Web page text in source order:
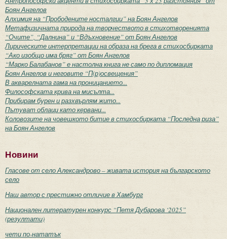
Боян Ангелов
Алхимия на “Прободените носталгии” на Боян Ангелов
Метафизичната природа на творчеството в стихотворенията
“Очите”, “Далнина” и “Вдъхновение” от Боян Ангелов
Лирическите интерпретации на образа на брега в стихосбирката
“Ако изобщо има бряг” от Боян Ангелов
“Марко Балабанов” е настолна книга не само по дипломация
Боян Ангелов и неговите “П(р)освещения”
В акварелната гама на проницанието...
Философската крива на мисълта...
Прибирам бурен и разхвърлям жито...
Пътуват облаци като кервани...
Коловозите на човешкото битие в стихосбирката “Последна риза”
на Боян Ангелов
Новини
Гласове от село Александрово – живата история на българското
село
Наш автор с престижно отличие в Хамбург
Национален литературен конкурс “Петя Дубарова ‘2025”
(резултати)
чети по-нататък